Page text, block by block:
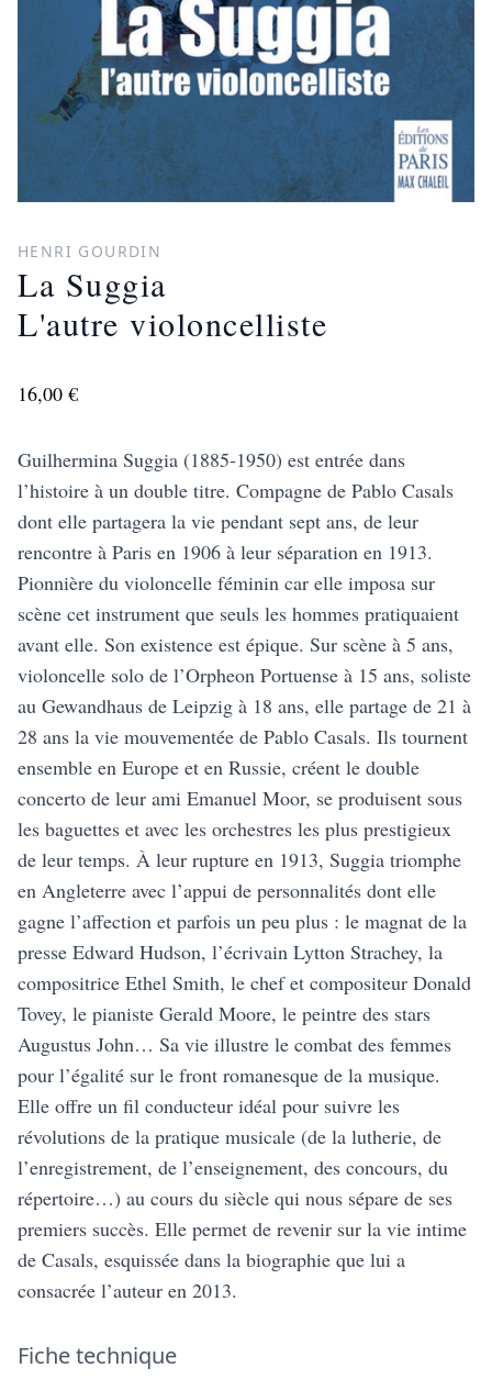
HENRI GOURDIN
La Suggia
L'autre violoncelliste
16,00 €
Guilhermina Suggia (1885-1950) est entrée dans
l’histoire à un double titre. Compagne de Pablo Casals
dont elle partagera la vie pendant sept ans, de leur
rencontre à Paris en 1906 à leur séparation en 1913.
Pionnière du violoncelle féminin car elle imposa sur
scène cet instrument que seuls les hommes pratiquaient
avant elle. Son existence est épique. Sur scène à 5 ans,
violoncelle solo de l’Orpheon Portuense à 15 ans, soliste
au Gewandhaus de Leipzig à 18 ans, elle partage de 21 à
28 ans la vie mouvementée de Pablo Casals. Ils tournent
ensemble en Europe et en Russie, créent le double
concerto de leur ami Emanuel Moor, se produisent sous
les baguettes et avec les orchestres les plus prestigieux
de leur temps. À leur rupture en 1913, Suggia triomphe
en Angleterre avec l’appui de personnalités dont elle
gagne l’affection et parfois un peu plus : le magnat de la
presse Edward Hudson, l’écrivain Lytton Strachey, la
compositrice Ethel Smith, le chef et compositeur Donald
Tovey, le pianiste Gerald Moore, le peintre des stars
Augustus John… Sa vie illustre le combat des femmes
pour l’égalité sur le front romanesque de la musique.
Elle offre un fil conducteur idéal pour suivre les
révolutions de la pratique musicale (de la lutherie, de
l’enregistrement, de l’enseignement, des concours, du
répertoire…) au cours du siècle qui nous sépare de ses
premiers succès. Elle permet de revenir sur la vie intime
de Casals, esquissée dans la biographie que lui a
consacrée l’auteur en 2013.
Fiche technique